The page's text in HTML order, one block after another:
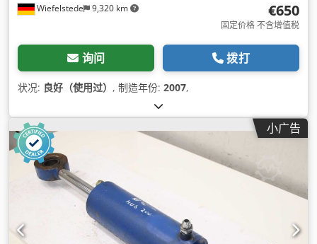
Wiefelstede 9,320 km €650
固定价格 不含增值税
询问 拨打
状况: 良好（使用过） , 制造年份: 2007,
小广告